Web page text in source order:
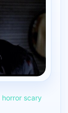
horror scary